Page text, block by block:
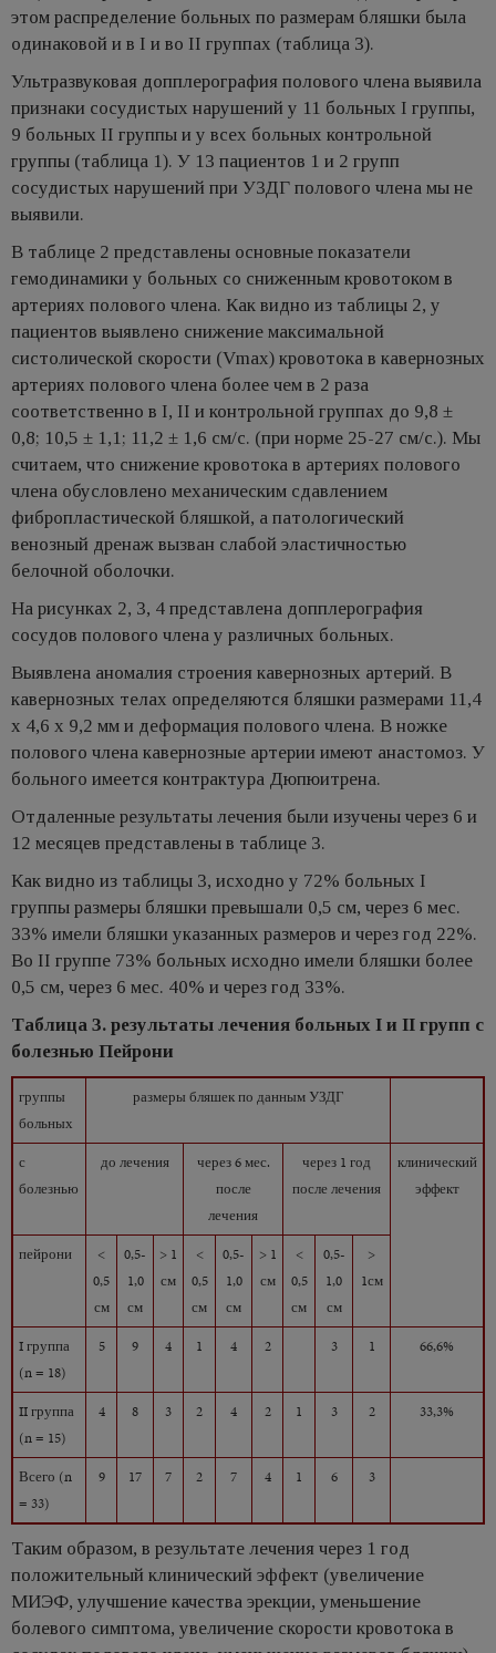
этом распределение больных по размерам бляшки была
одинаковой и в I и во II группах (таблица 3).
Ультразвуковая допплерография полового члена выявила
признаки сосудистых нарушений у 11 больных I группы,
9 больных II группы и у всех больных контрольной
группы (таблица 1). У 13 пациентов 1 и 2 групп
сосудистых нарушений при УЗДГ полового члена мы не
выявили.
В таблице 2 представлены основные показатели
гемодинамики у больных со сниженным кровотоком в
артериях полового члена. Как видно из таблицы 2, у
пациентов выявлено снижение максимальной
систолической скорости (Vmax) кровотока в кавернозных
артериях полового члена более чем в 2 раза
соответственно в I, II и контрольной группах до 9,8 ±
0,8; 10,5 ± 1,1; 11,2 ± 1,6 см/с. (при норме 25-27 см/с.). Мы
считаем, что снижение кровотока в артериях полового
члена обусловлено механическим сдавлением
фибропластической бляшкой, а патологический
венозный дренаж вызван слабой эластичностью
белочной оболочки.
На рисунках 2, 3, 4 представлена допплерография
сосудов полового члена у различных больных.
Выявлена аномалия строения кавернозных артерий. В
кавернозных телах определяются бляшки размерами 11,4
х 4,6 х 9,2 мм и деформация полового члена. В ножке
полового члена кавернозные артерии имеют анастомоз. У
больного имеется контрактура Дюпюитрена.
Отдаленные результаты лечения были изучены через 6 и
12 месяцев представлены в таблице 3.
Как видно из таблицы 3, исходно у 72% больных I
группы размеры бляшки превышали 0,5 см, через 6 мес.
33% имели бляшки указанных размеров и через год 22%.
Во II группе 73% больных исходно имели бляшки более
0,5 см, через 6 мес. 40% и через год 33%.
Таблица 3. результаты лечения больных I и II групп с
болезнью Пейрони
группы
больных
размеры бляшек по данным УЗДГ
с
болезнью
до лечения
через 6 мес.
после
лечения
через 1 год
после лечения
клинический
эффект
пейрони
<
0,5
см
0,5-
1,0
см
> 1
см
<
0,5
см
0,5-
1,0
см
> 1
см
<
0,5
см
0,5-
1,0
см
>
1см
I группа
(n = 18)
5 9 4 1 4 2 3 1 66,6%
II группа
(n = 15)
4 8 3 2 4 2 1 3 2 33,3%
Всего (n
= 33)
9 17 7 2 7 4 1 6 3
Таким образом, в результате лечения через 1 год
положительный клинический эффект (увеличение
МИЭФ, улучшение качества эрекции, уменьшение
болевого симптома, увеличение скорости кровотока в